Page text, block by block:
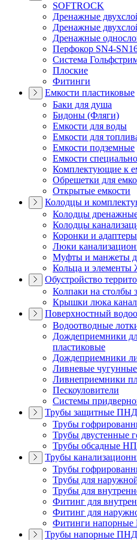
SOFTROCK
Дренажные
Дренажные
Дренажные
Перфокор SN4-
Система
Плоские
Фитинги
Емкости пластиковые
Баки для душа
Бидоны (Фляги)
Емкости для воды
Емкости для
Емкости подземные
Емкости
Комплектующие к
Обрешетки для
Открытые емкости
Колодцы и
Колодцы
Колодцы
Коронки и
Люки
Муфты и манжеты
Кольца и
Обустройство
Колпаки на столбы
Крышки люка
Поверхностный
Водоотводные
Дождеприемники
пластиковые
Дождеприемники
Ливневые
Ливнеприемники
Пескоуловители
Системы
Трубы защитные
Трубы
Трубы
Трубы обсадные
Трубы
Трубы
Трубы для
Трубы для
Фитинг для
Фитинг для
Фитинги
Трубы напорные